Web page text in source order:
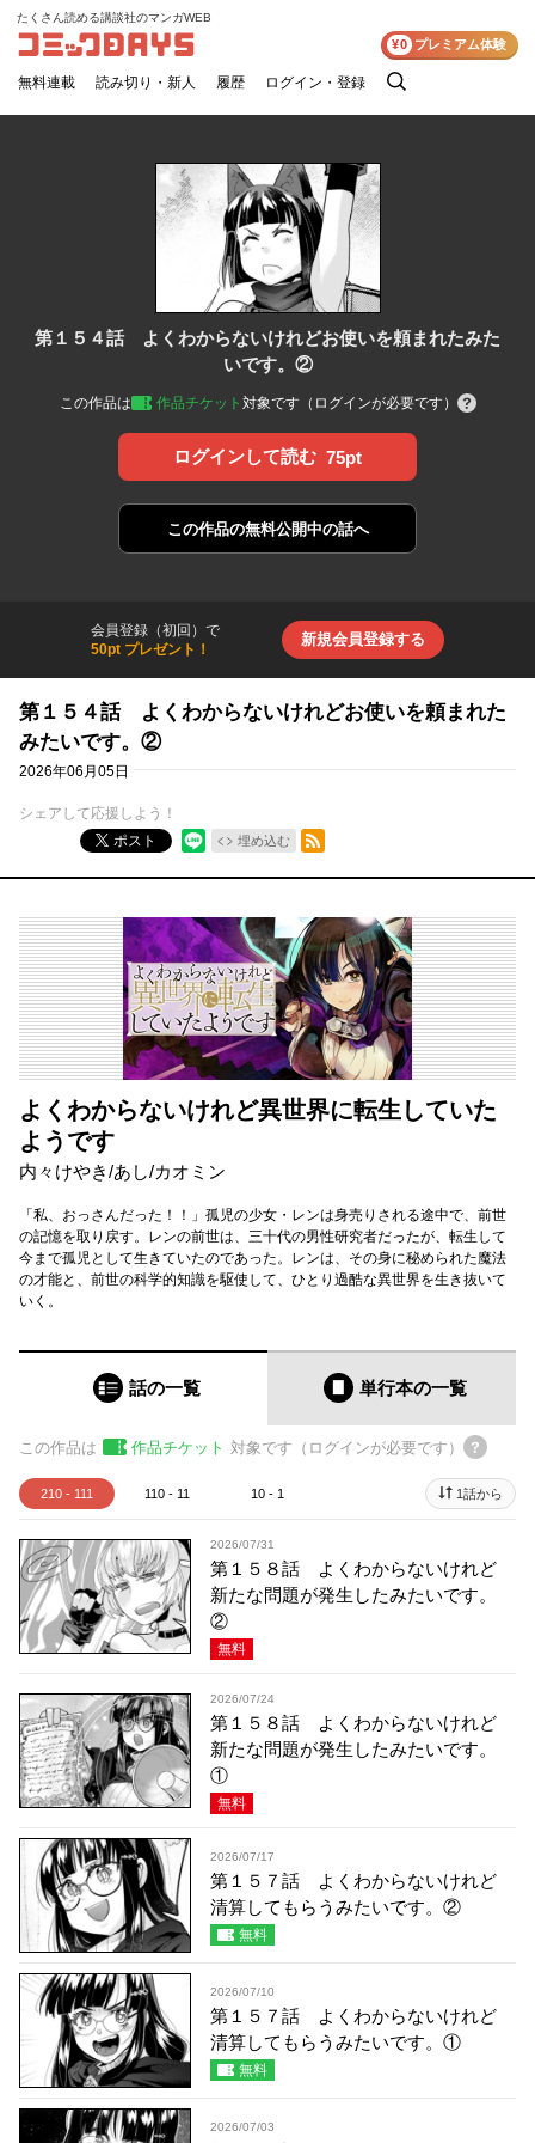
コミックDAYS
たくさん読める講談社のマンガWEB
無料連載 読み切り・新人 履歴 ログイン・登録
検
¥0 プレミアム体験
第１５４話 よくわからないけれどお使いを頼まれたみた
いです。②
この作品は 作品チケット 対象です（ログインが必要です）
ログインして読む 75pt
この作品の無料公開中の話へ
会員登録（初回）で
50pt プレゼント！
新規会員登録する
第１５４話 よくわからないけれどお使いを頼まれた
みたいです。②
2026年06月05日
シェアして応援しよう！
ポスト
埋め込む
RSSフィード
よくわからないけれど異世界に転生していた
ようです
内々けやき/あし/カオミン
「私、おっさんだった！！」孤児の少女・レンは身売りされる途中で、前世
の記憶を取り戻す。レンの前世は、三十代の男性研究者だったが、転生して
今まで孤児として生きていたのであった。レンは、その身に秘められた魔法
の才能と、前世の科学的知識を駆使して、ひとり過酷な異世界を生き抜いて
いく。
話の一覧 単行本の一覧
この作品は 作品チケット 対象です（ログインが必要です）
210 - 111 110 - 11 10 - 1 1話から
2026/07/31
第１５８話 よくわからないけれど
新たな問題が発生したみたいです。
②
無料
2026/07/24
第１５８話 よくわからないけれど
新たな問題が発生したみたいです。
①
無料
2026/07/17
第１５７話 よくわからないけれど
清算してもらうみたいです。②
無料
2026/07/10
第１５７話 よくわからないけれど
清算してもらうみたいです。①
無料
2026/07/03